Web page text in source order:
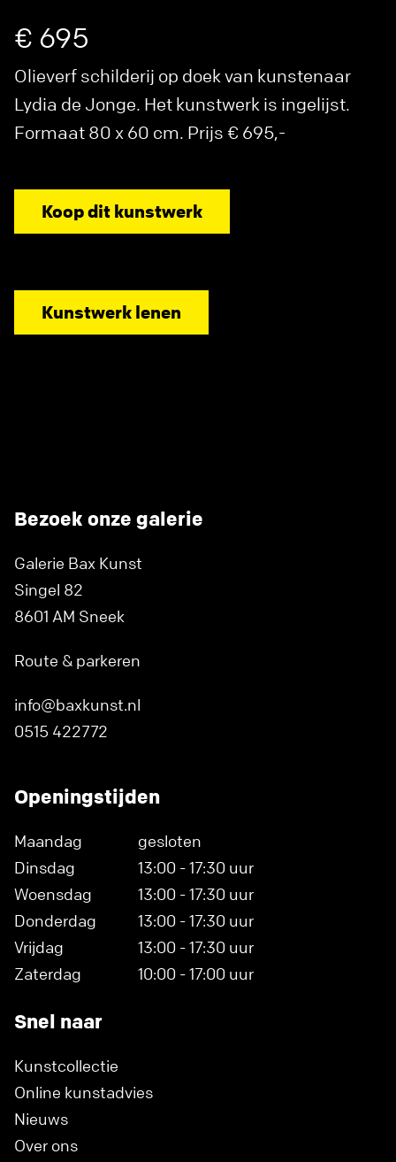
€ 695
Olieverf schilderij op doek van kunstenaar
Lydia de Jonge. Het kunstwerk is ingelijst.
Formaat 80 x 60 cm. Prijs € 695,-
Koop dit kunstwerk
Kunstwerk lenen
Bezoek onze galerie
Galerie Bax Kunst
Singel 82
8601 AM Sneek
Route & parkeren
info@baxkunst.nl
0515 422772
Openingstijden
Maandag
gesloten
Dinsdag
13:00 - 17:30 uur
Woensdag
13:00 - 17:30 uur
Donderdag
13:00 - 17:30 uur
Vrijdag
13:00 - 17:30 uur
Zaterdag
10:00 - 17:00 uur
Snel naar
Kunstcollectie
Online kunstadvies
Nieuws
Over ons